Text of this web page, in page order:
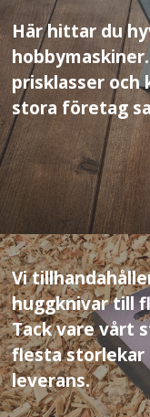
Här hittar du
prisklasser och
stora företag
Vi
huggknivar till
Tack vare vårt
flesta storlekar
leverans.